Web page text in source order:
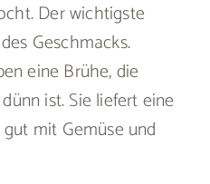
Der wichtigste
Geschmacks.
eine Brühe, die
ist. Sie liefert eine
mit Gemüse und